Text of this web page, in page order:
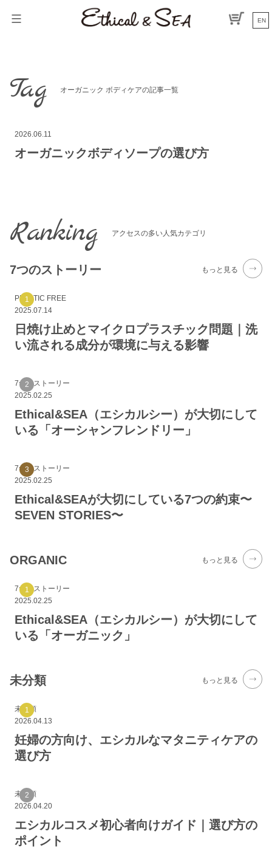
EN
Tag オーガニック ボディケアの記事一覧
2026.06.11
オーガニックボディソープの選び方
Ranking アクセスの多い人気カテゴリ
7つのストーリー もっと見る
PLASTIC FREE
2025.07.14
日焼け止めとマイクロプラスチック問題｜洗
い流される成分が環境に与える影響
7つのストーリー
2025.02.25
Ethical&SEA（エシカルシー）が大切にして
いる「オーシャンフレンドリー」
7つのストーリー
2025.02.25
Ethical&SEAが大切にしている7つの約束〜
SEVEN STORIES〜
ORGANIC もっと見る
7つのストーリー
2025.02.25
Ethical&SEA（エシカルシー）が大切にして
いる「オーガニック」
未分類 もっと見る
未分類
2026.04.13
妊婦の方向け、エシカルなマタニティケアの
選び方
未分類
2026.04.20
エシカルコスメ初心者向けガイド｜選び方の
ポイント